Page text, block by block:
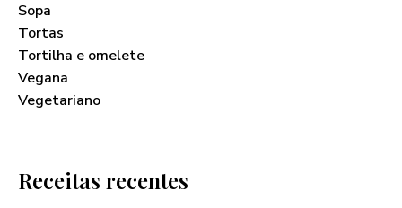
Sopa
Tortas
Tortilha e omelete
Vegana
Vegetariano
Receitas recentes